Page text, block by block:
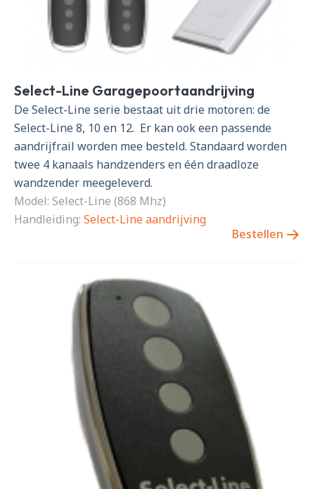
Select-Line Garagepoortaandrijving
De Select-Line serie bestaat uit drie motoren: de
Select-Line 8, 10 en 12. Er kan ook een passende
aandrijfrail worden mee besteld. Standaard worden
twee 4 kanaals handzenders en één draadloze
wandzender meegeleverd.
Model: Select-Line (868 Mhz)
Handleiding: Select-Line aandrijving
Bestellen